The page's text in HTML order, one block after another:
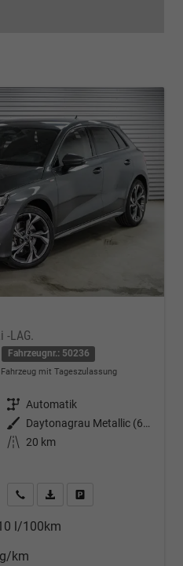
-LAG.
Fahrzeugnr.: 50236
Fahrzeug mit Tageszulassung
Getriebe Automatik
Außenfarbe
Daytonagrau Metallic (6Y)
Kilometerstand
20 km
Kontakt & Angebot anfordern
PDF-Datei, Fahrzeugexposé
l/100km
km